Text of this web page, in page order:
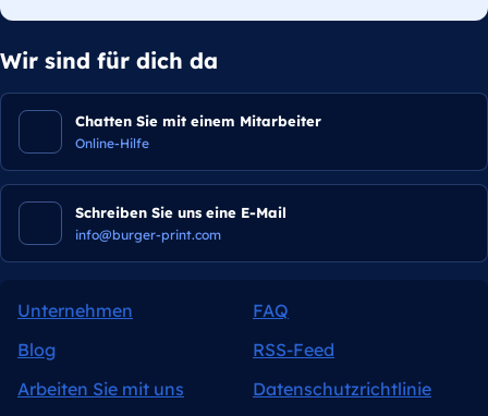
Wir sind für dich da
Chatten Sie mit einem Mitarbeiter
Online-Hilfe
Schreiben Sie uns eine E-Mail
info@burger-print.com
Unternehmen
FAQ
Blog
RSS-Feed
Arbeiten Sie mit uns
Datenschutzrichtlinie